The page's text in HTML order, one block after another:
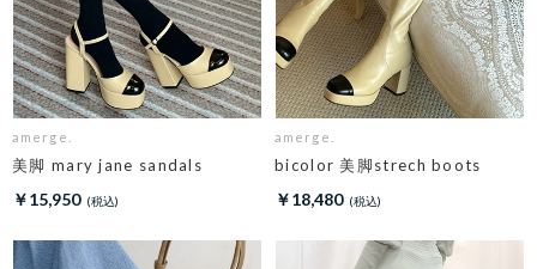
amerge.
美脚 mary jane sandals
￥15,950
amerge.
bicolor 美脚strech boots
￥18,480